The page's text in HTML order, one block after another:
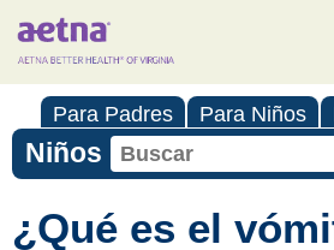
Para Padres Para Niños
Niños
¿Qué es el